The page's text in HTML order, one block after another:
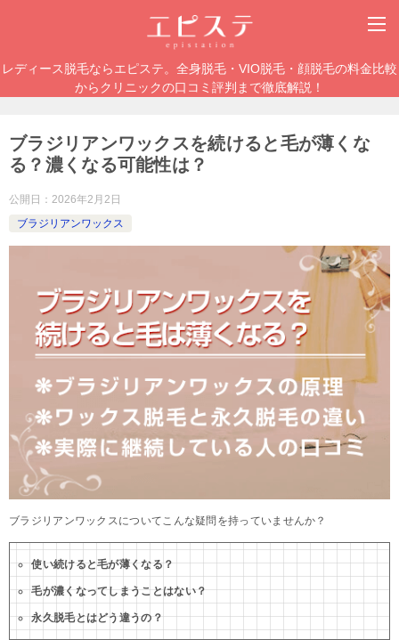
レディース脱毛ならエピステ。全身脱毛・VIO脱毛・顔脱毛の料金比較
からクリニックの口コミ評判まで徹底解説！
ブラジリアンワックスを続けると毛が薄くな
る？濃くなる可能性は？
公開日： 2026年2月2日
ブラジリアンワックス
ブラジリアンワックスについてこんな疑問を持っていませんか？
使い続けると毛が薄くなる？
毛が濃くなってしまうことはない？
永久脱毛とはどう違うの？